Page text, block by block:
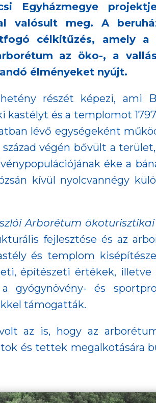
Egyházmegye
valósult meg. A
célkitűzés, amely a
az öko-, a
élményeket nyújt.
részét képezi, ami
kastélyt és a templomot
lévő egységeként
végén bővült a
éke a
kívül nyolcvannégy
Arborétum ökoturisztikai
fejlesztése és az
és templom
építészeti értékek, illetve
gyógynövény- és
támogatták.
az is, hogy az
és tettek megalkotására